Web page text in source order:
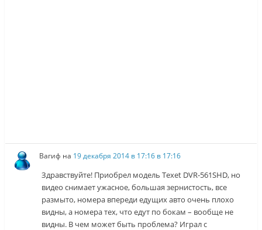
Вагиф на 19 декабря 2014 в 17:16 в 17:16
Здравствуйте! Приобрел модель Texet DVR-561SHD, но
видео снимает ужасное, большая зернистость, все
размыто, номера впереди едущих авто очень плохо
видны, а номера тех, что едут по бокам – вообще не
видны. В чем может быть проблема? Играл с